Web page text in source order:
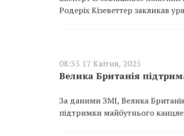
Родеріх Кізеветтер закликав
08:35 17 Квітня, 2025
Велика Британія
За даними ЗМІ, Велика
підтримки майбутнього